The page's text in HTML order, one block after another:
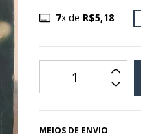
7x de R$5,18
MEIOS DE ENVIO